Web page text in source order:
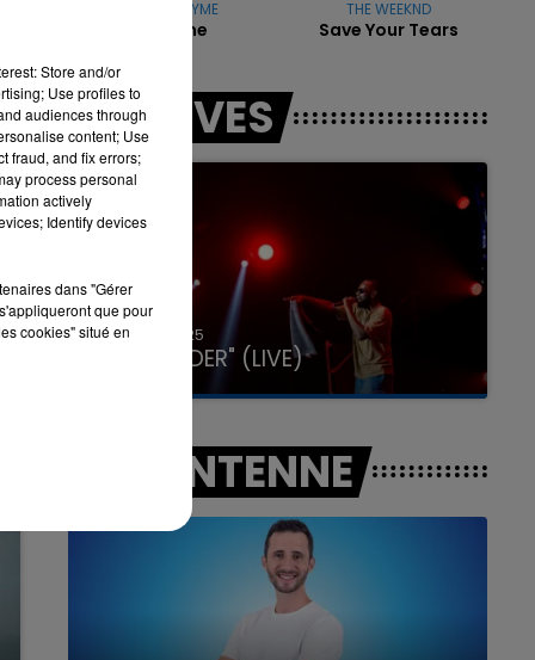
LA TEAM DE L'ÉTÉ
TAYC & ANYME
Reanyme
THE WEEKND
Save Your Tears
LES LIVES
31 janvier 2025
GIMS "SPIDER" (LIVE)
A L'ANTENNE
Store and/or
Use profiles to
audiences through
content; Use
fraud, and fix errors;
process personal
actively
Identify devices
dans "Gérer
que pour
cookies" situé en